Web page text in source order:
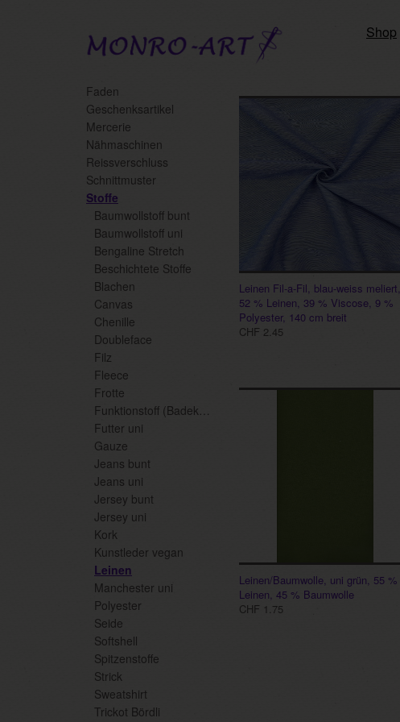
Shop
Faden
Geschenksartikel
Mercerie
Nähmaschinen
Reissverschluss
Schnittmuster
Stoffe
Baumwollstoff bunt
Baumwollstoff uni
Bengaline Stretch
Beschichtete Stoffe
Blachen
Canvas
Chenille
Doubleface
Filz
Fleece
Frotte
Funktionstoff (Badekl./Sport
Futter uni
Gauze
Jeans bunt
Jeans uni
Jersey bunt
Jersey uni
Kork
Kunstleder vegan
Leinen
Manchester uni
Polyester
Seide
Softshell
Spitzenstoffe
Strick
Sweatshirt
Trickot Bördli
Leinen
Leinen Fil-a-Fil, blau-weiss meliert,
52 % Leinen, 39 % Viscose, 9 %
Polyester, 140 cm breit
CHF 2.45
Leinen/Baumwolle, uni grün, 55 %
Leinen, 45 % Baumwolle
CHF 1.75